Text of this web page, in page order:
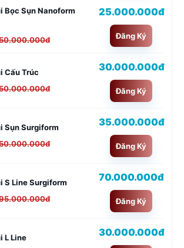
Bọc Sụn Nanoform 25.000.000đ
Đăng Ký
Cấu Trúc
30.000.000đ
Đăng Ký
Sụn Surgiform
35.000.000đ
Đăng Ký
S Line Surgiform
70.000.000đ
Đăng Ký
L Line
30.000.000đ